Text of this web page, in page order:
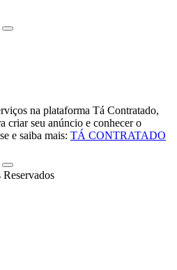
na plataforma Tá Contratado,
criar seu anúncio e conhecer o
e saiba mais: TÁ CONTRATADO